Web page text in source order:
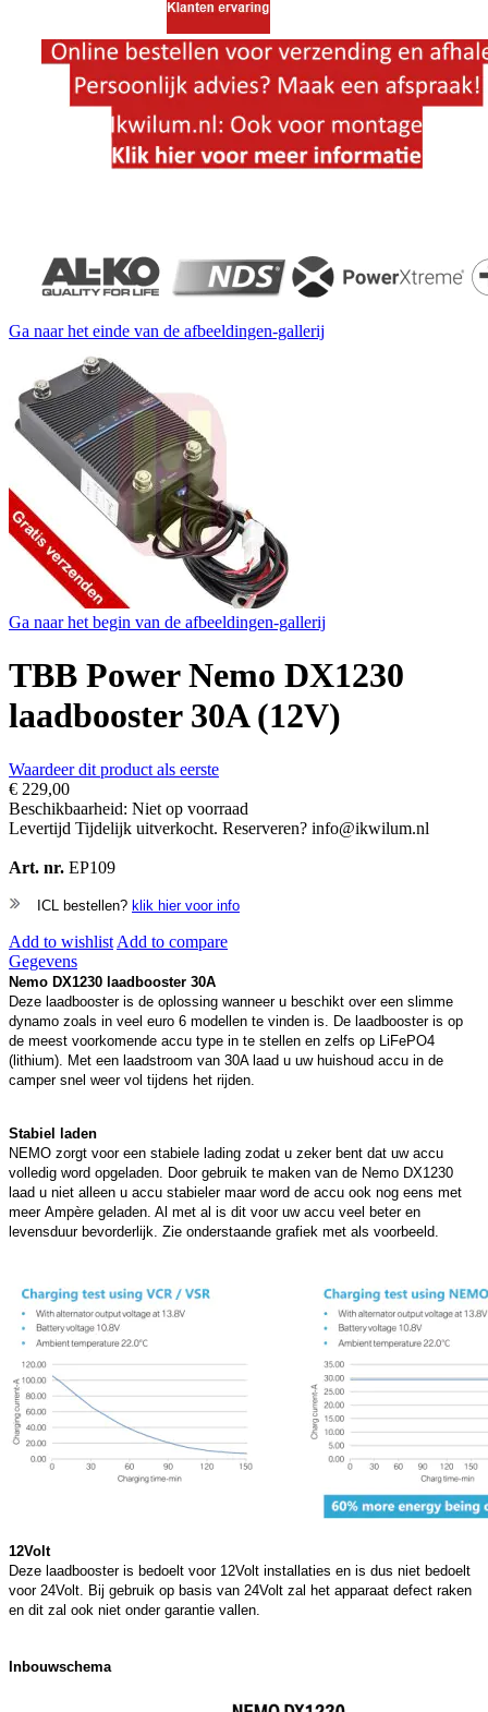
Ga naar het einde van de afbeeldingen-gallerij
Ga naar het begin van de afbeeldingen-gallerij
TBB Power Nemo DX1230
laadbooster 30A (12V)
Waardeer dit product als eerste
€ 229,00
Beschikbaarheid: Niet op voorraad
Levertijd Tijdelijk uitverkocht. Reserveren? info@ikwilum.nl
Art. nr. EP109
ICL bestellen? klik hier voor info
Add to wishlist Add to compare
Gegevens
Nemo DX1230 laadbooster 30A
Deze laadbooster is de oplossing wanneer u beschikt over een slimme
dynamo zoals in veel euro 6 modellen te vinden is. De laadbooster is op
de meest voorkomende accu type in te stellen en zelfs op LiFePO4
(lithium). Met een laadstroom van 30A laad u uw huishoud accu in de
camper snel weer vol tijdens het rijden.
Stabiel laden
NEMO zorgt voor een stabiele lading zodat u zeker bent dat uw accu
volledig word opgeladen. Door gebruik te maken van de Nemo DX1230
laad u niet alleen u accu stabieler maar word de accu ook nog eens met
meer Ampère geladen. Al met al is dit voor uw accu veel beter en
levensduur bevorderlijk. Zie onderstaande grafiek met als voorbeeld.
12Volt
Deze laadbooster is bedoelt voor 12Volt installaties en is dus niet bedoelt
voor 24Volt. Bij gebruik op basis van 24Volt zal het apparaat defect raken
en dit zal ook niet onder garantie vallen.
Inbouwschema